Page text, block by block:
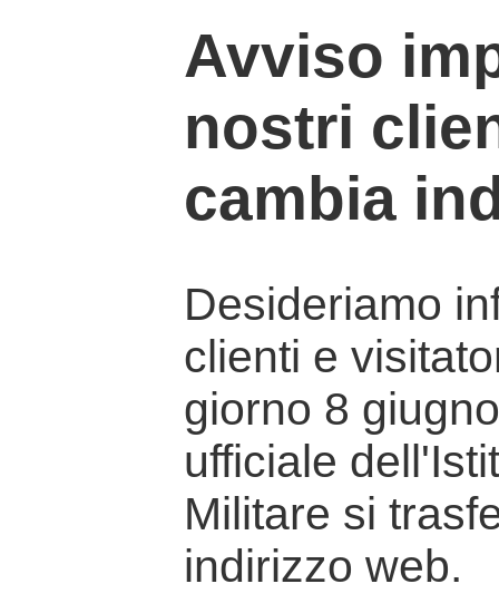
Avviso
nostri
cambia
Desideriamo
clienti e
giorno 8
ufficiale
Militare si
indirizzo web.